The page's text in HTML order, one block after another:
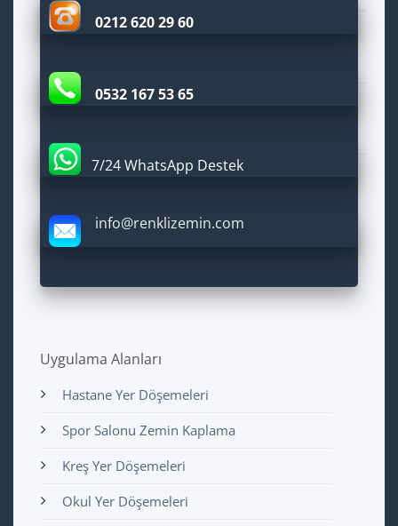
0212 620 29 60
0532 167 53 65
7/24 WhatsApp Destek
info@renklizemin.com
Uygulama Alanları
Hastane Yer Döşemeleri
Spor Salonu Zemin Kaplama
Kreş Yer Döşemeleri
Okul Yer Döşemeleri